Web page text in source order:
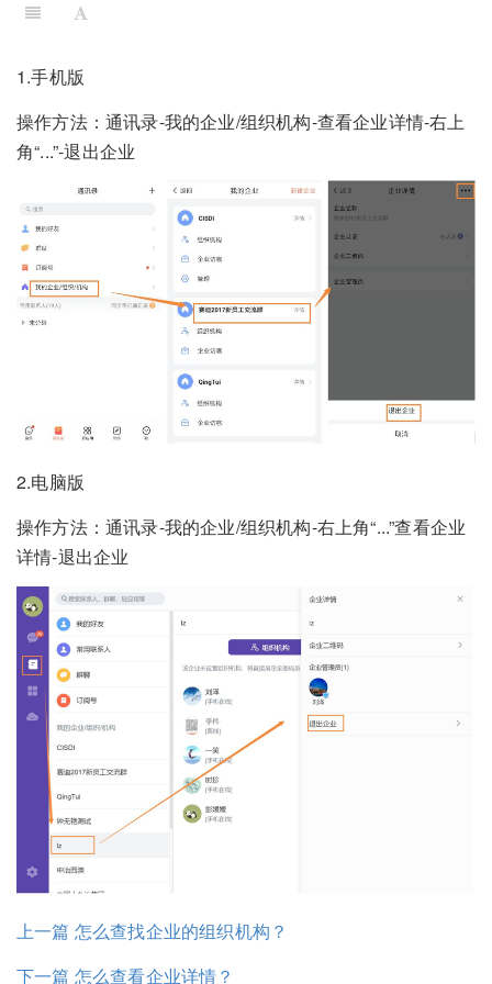
1.手机版
操作方法：通讯录-我的企业/组织机构-查看企业详情-右上
角“...”-退出企业
2.电脑版
操作方法：通讯录-我的企业/组织机构-右上角“...”查看企业
详情-退出企业
上一篇 怎么查找企业的组织机构？
下一篇 怎么查看企业详情？